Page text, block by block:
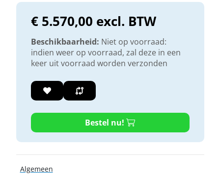
€ 5.570,00 excl. BTW
Beschikbaarheid: Niet op voorraad:
indien weer op voorraad, zal deze in een
keer uit voorraad worden verzonden
Bestel nu!
Algemeen